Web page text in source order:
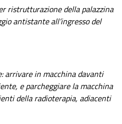
ristrutturazione della palazzina
antistante all’ingresso del
arrivare in macchina davanti
e parcheggiare la macchina
della radioterapia, adiacenti